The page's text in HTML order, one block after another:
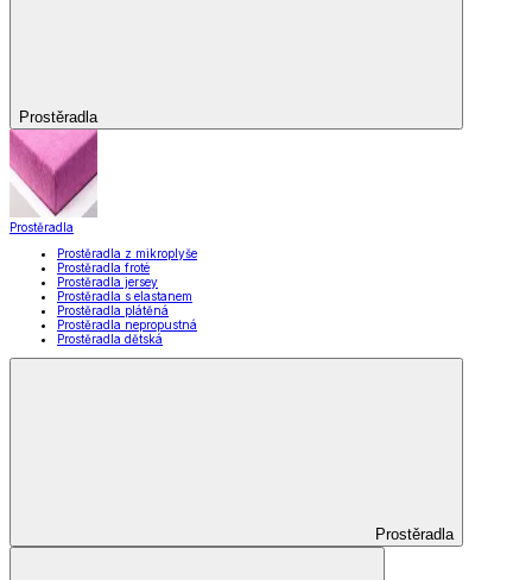
Prostěradla
Prostěradla
Prostěradla z mikroplyše
Prostěradla froté
Prostěradla jersey
Prostěradla s elastanem
Prostěradla plátěná
Prostěradla nepropustná
Prostěradla dětská
Prostěradla